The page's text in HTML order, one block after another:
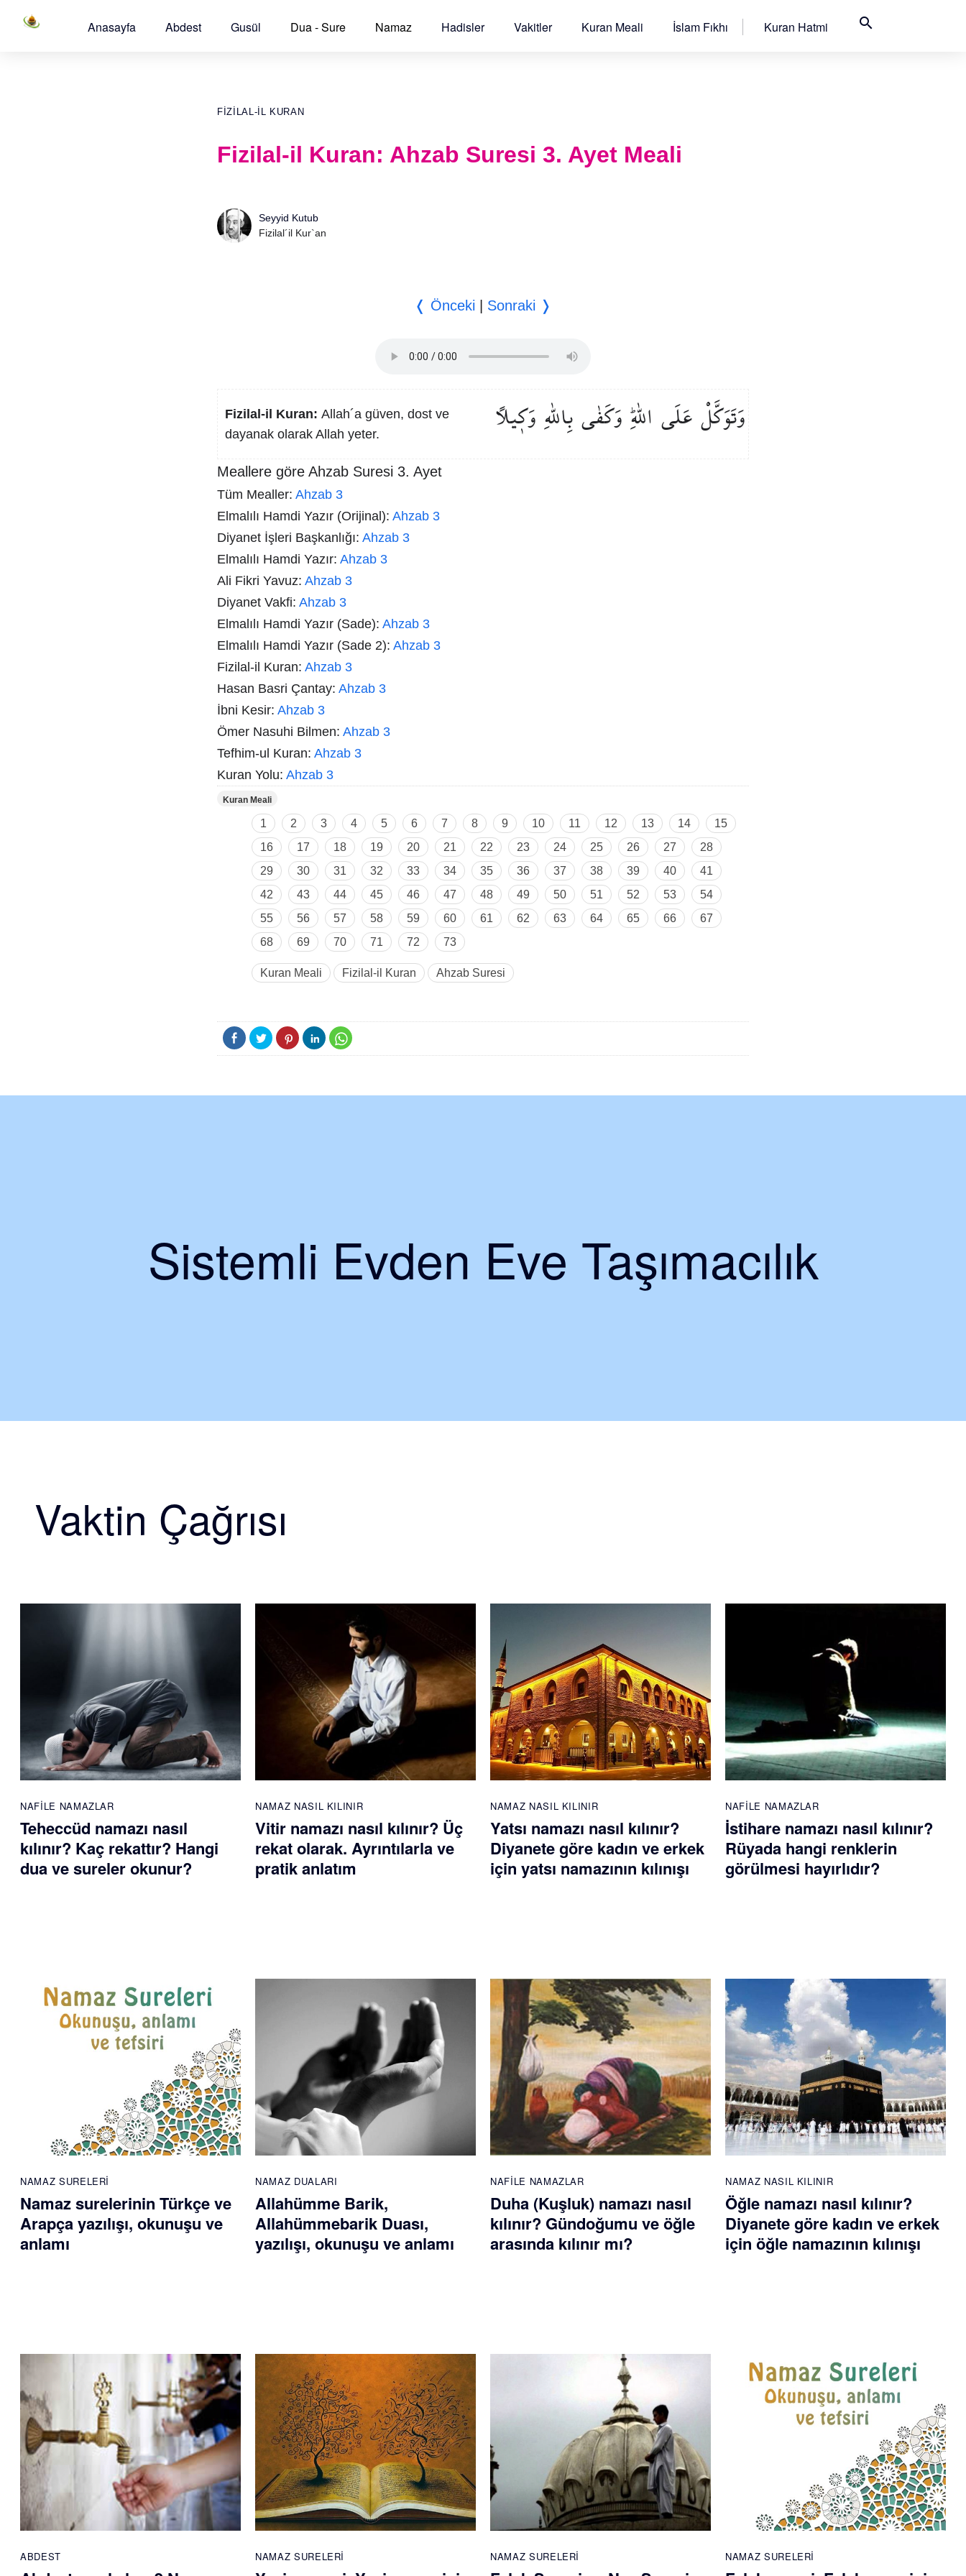
Anasayfa Abdest Gusül Dua - Sure Namaz Hadisler Vakitler Kuran Meali İslam Fıkhı Kuran Hatmi search
FIZILAL-IL KURAN
Fizilal-il Kuran: Ahzab Suresi 3. Ayet Meali
Seyyid Kutub
Fizilal´il Kur`an
❬ Önceki | Sonraki ❭
وَتَوَكَّلْعَلَى اللّٰهِۜوَكَفٰىبِاللّٰهِوَك۪يلًا Fizilal-il Kuran: Allah´a güven, dost ve
dayanak olarak Allah yeter.
Meallere göre Ahzab Suresi 3. Ayet
Tüm Mealler: Ahzab 3
Elmalılı Hamdi Yazır (Orijinal): Ahzab 3
Diyanet İşleri Başkanlığı: Ahzab 3
Elmalılı Hamdi Yazır: Ahzab 3
Ali Fikri Yavuz: Ahzab 3
Diyanet Vakfi: Ahzab 3
Elmalılı Hamdi Yazır (Sade): Ahzab 3
Elmalılı Hamdi Yazır (Sade 2): Ahzab 3
Fizilal-il Kuran: Ahzab 3
Hasan Basri Çantay: Ahzab 3
İbni Kesir: Ahzab 3
Ömer Nasuhi Bilmen: Ahzab 3
Tefhim-ul Kuran: Ahzab 3
Kuran Yolu: Ahzab 3
Kuran Meali
1 2 3 4 5 6 7 8 9 10 11 12 13 14
15
16
17 18 19 20 21 22 23 24 25 26 27
28
29
30 31 32 33 34 35 36 37 38 39 40
41
42
43 44 45 46 47 48 49 50 51 52 53
54
55
56 57 58 59 60 61 62 63 64 65 66
67
68
69 70 71 72 73
Kuran Meali Fizilal-il Kuran Ahzab Suresi
Sistemli Evden Eve Taşımacılık
Vaktin Çağrısı
NAFILE NAMAZLAR
Teheccüd namazı nasıl
kılınır? Kaç rekattır? Hangi
dua ve sureler okunur?
NAMAZ NASIL KILINIR
Vitir namazı nasıl kılınır? Üç
rekat olarak. Ayrıntılarla ve
pratik anlatım
NAMAZ NASIL KILINIR
Yatsı namazı nasıl kılınır?
Diyanete göre kadın ve erkek
için yatsı namazının kılınışı
NAFILE NAMAZLAR
İstihare namazı nasıl kılınır?
Rüyada hangi renklerin
görülmesi hayırlıdır?
NAMAZ SURELERI
Namaz surelerinin Türkçe ve
Arapça yazılışı, okunuşu ve
anlamı
NAMAZ DUALARI
Allahümme Barik,
Allahümmebarik Duası,
yazılışı, okunuşu ve anlamı
NAFILE NAMAZLAR
Duha (Kuşluk) namazı nasıl
kılınır? Gündoğumu ve öğle
arasında kılınır mı?
NAMAZ NASIL KILINIR
Öğle namazı nasıl kılınır?
Diyanete göre kadın ve erkek
için öğle namazının kılınışı
ABDEST NAMAZ SURELERI NAMAZ SURELERI NAMAZ SURELERI